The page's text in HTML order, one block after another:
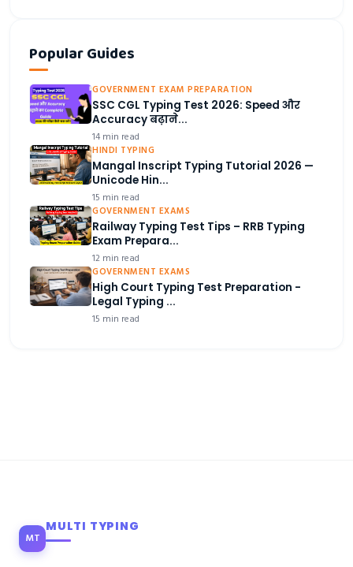
Popular Guides
GOVERNMENT EXAM PREPARATION
SSC CGL Typing Test 2026: Speed और
Accuracy बढ़ाने...
14 min read
HINDI TYPING
Mangal Inscript Typing Tutorial 2026 —
Unicode Hin...
15 min read
GOVERNMENT EXAMS
Railway Typing Test Tips – RRB Typing
Exam Prepara...
12 min read
GOVERNMENT EXAMS
High Court Typing Test Preparation -
Legal Typing ...
15 min read
MT
MULTI TYPING